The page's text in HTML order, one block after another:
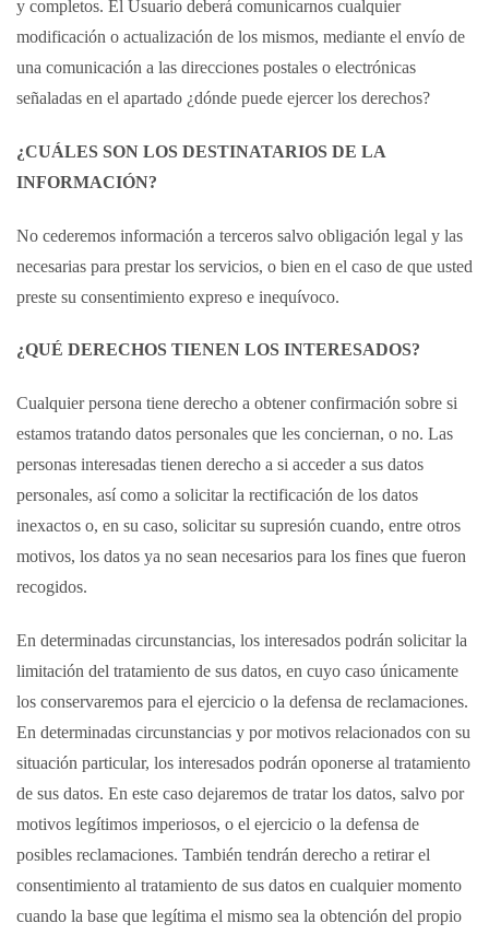
y completos. El Usuario deberá comunicarnos cualquier
modificación o actualización de los mismos, mediante el envío de
una comunicación a las direcciones postales o electrónicas
señaladas en el apartado ¿dónde puede ejercer los derechos?
¿CUÁLES SON LOS DESTINATARIOS DE LA
INFORMACIÓN?
No cederemos información a terceros salvo obligación legal y las
necesarias para prestar los servicios, o bien en el caso de que usted
preste su consentimiento expreso e inequívoco.
¿QUÉ DERECHOS TIENEN LOS INTERESADOS?
Cualquier persona tiene derecho a obtener confirmación sobre si
estamos tratando datos personales que les conciernan, o no. Las
personas interesadas tienen derecho a si acceder a sus datos
personales, así como a solicitar la rectificación de los datos
inexactos o, en su caso, solicitar su supresión cuando, entre otros
motivos, los datos ya no sean necesarios para los fines que fueron
recogidos.
En determinadas circunstancias, los interesados podrán solicitar la
limitación del tratamiento de sus datos, en cuyo caso únicamente
los conservaremos para el ejercicio o la defensa de reclamaciones.
En determinadas circunstancias y por motivos relacionados con su
situación particular, los interesados podrán oponerse al tratamiento
de sus datos. En este caso dejaremos de tratar los datos, salvo por
motivos legítimos imperiosos, o el ejercicio o la defensa de
posibles reclamaciones. También tendrán derecho a retirar el
consentimiento al tratamiento de sus datos en cualquier momento
cuando la base que legítima el mismo sea la obtención del propio